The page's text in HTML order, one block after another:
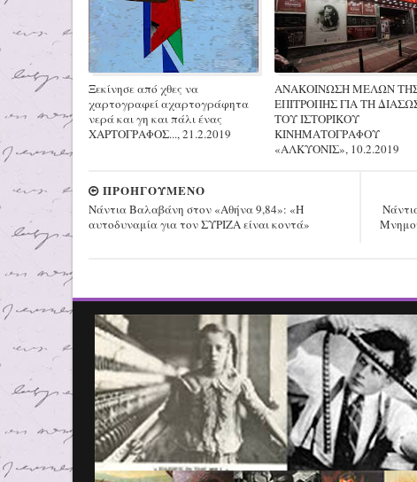
Ξεκίνησε από χθες να
χαρτογραφεί αχαρτογράφητα
νερά και γη και πάλι ένας
ΧΑΡΤΟΓΡΑΦΟΣ..., 21.2.2019
ΑΝΑΚΟΙΝΩΣΗ ΜΕΛΩΝ
ΕΠΙΤΡΟΠΗΣ ΓΙΑ ΤΗ
ΤΟΥ ΙΣΤΟΡΙΚΟΥ
ΚΙΝΗΜΑΤΟΓΡΑΦΟΥ
«ΑΛΚΥΟΝΙΣ», 10.2.2019
ΠΡΟΗΓΟΥΜΕΝΟ
Νάντια Βαλαβάνη στον «Αθήνα 9,84»: «Η
αυτοδυναμία για τον ΣΥΡΙΖΑ είναι κοντά»